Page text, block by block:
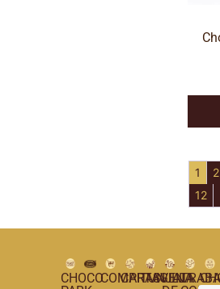
1 2
12
CHOCOCOMPRAS
CARTAGENA
TUNJA
VILLA